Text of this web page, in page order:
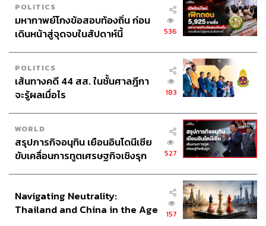
POLITICS
มหากาพย์โกงข้อสอบท้องถิ่น ก่อน
เดินหน้าสู่จุดจบในสัปดาห์นี้
536
POLITICS
เส้นทางคดี 44 สส. ในชั้นศาลฎีกา
จะรู้ผลเมื่อไร
183
WORLD
สรุปภารกิจอนุทิน เยือนอินโดนีเซีย
ขับเคลื่อนการทูตเศรษฐกิจเชิงรุก
527
Navigating Neutrality:
Thailand and China in the Age
157